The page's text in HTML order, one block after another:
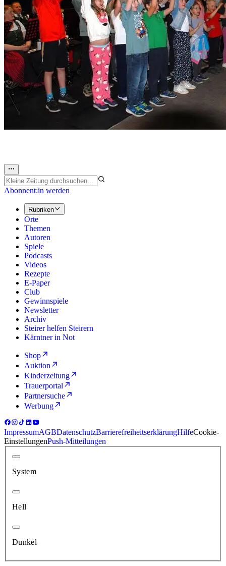
Abonnent:in werden
Rubriken
Orte
Themen
Autoren
Spiele
Podcasts
Videos
Rezepte
E-Paper
Club
Gewinnspiele
Newsletter
Archiv
Steirer helfen Steirern
Kärntner in Not
Shop
Auktion
Kinderzeitung
Trauerportal
Partnersuche
Werbung
ImpressumAGBDatenschutzBarrierefreiheitserklärungHilfeCookie-
EinstellungenPush-Mitteilungen
System
Hell
Dunkel